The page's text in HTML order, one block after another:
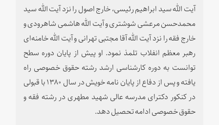
آیت الله سید ابراهیم رئیسی، خارج اصول را نزد آیت ‌الله سید
محمدحسن مرعشی شوشتری و آیت‌ الله هاشمی شاهرودی و
خارج فقه را نزد آیت ‌الله آقا مجتبی تهرانی و آیت الله خامنه‌ای
رهبر معظم انفلاب تلمذ نمود. او پیش از پایان دوره سطح
توانست به دوره کارشناسی ارشد رشته حقوق خصوصی راه
یافته و پس از دفاع از پایان نامه خویش در سال ۱۳۸۰ با قبولی
در کنکور دکترای مدرسه عالی شهید مطهری در رشته فقه و
حقوق خصوصی ادامه تحصیل دهد.